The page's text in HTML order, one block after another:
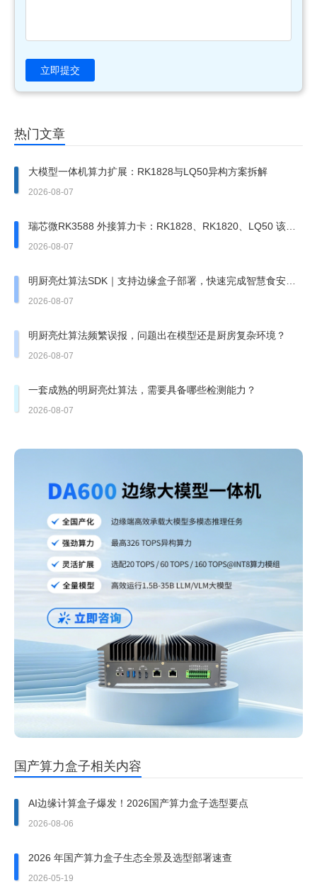
立即提交
热门文章
大模型一体机算力扩展：RK1828与LQ50异构方案拆解
2026-08-07
瑞芯微RK3588 外接算力卡：RK1828、RK1820、LQ50 该上
哪一张？
2026-08-07
明厨亮灶算法SDK｜支持边缘盒子部署，快速完成智慧食安改
造
2026-08-07
明厨亮灶算法频繁误报，问题出在模型还是厨房复杂环境？
2026-08-07
一套成熟的明厨亮灶算法，需要具备哪些检测能力？
2026-08-07
国产算力盒子相关内容
AI边缘计算盒子爆发！2026国产算力盒子选型要点
2026-08-06
2026 年国产算力盒子生态全景及选型部署速查
2026-05-19